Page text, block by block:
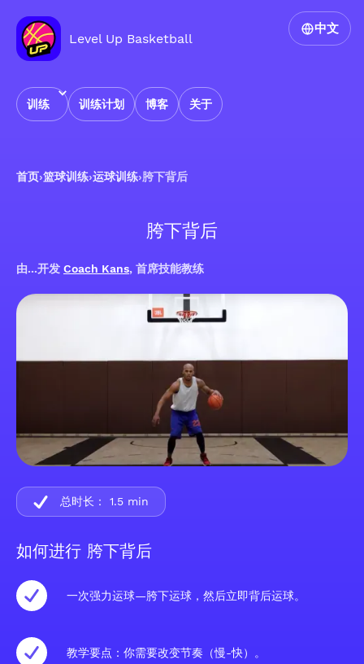
Level Up Basketball
训练 训练计划 博客 关于
中文
首页›篮球训练›运球训练›胯下背后
胯下背后
由...开发 Coach Kans, 首席技能教练
如何进行 胯下背后
一次强力运球—胯下运球，然后立即背后运球。
教学要点：你需要改变节奏（慢-快）。
总时长： 1.5 min